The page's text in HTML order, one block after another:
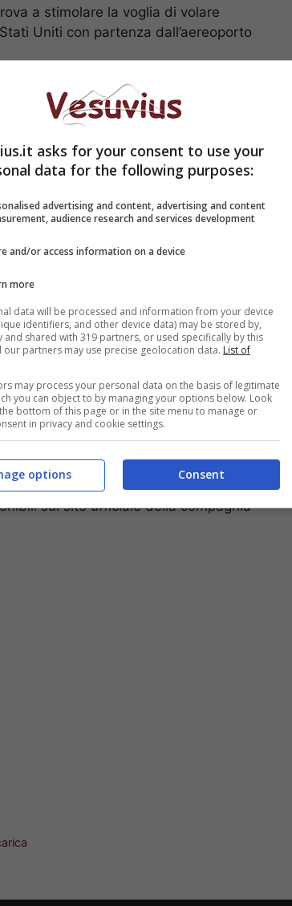
a stimolare la voglia di volare
Uniti con partenza dall’aereoporto
180.000 biglietti a prezzi speciali;
Parigi da Capodichino e 30.000
la città di Los Angeles.
da Roma ed altre città italiane,
la capitale francese ed il 2
compresi tra il 01 Febbraio 2011 al
compresa tra il 20 ed il 27 Aprile
che va dal 3 Febbraio 2011 al
sul sito ufficiale della compagnia
asks for your consent to use your
data for the following purposes:
advertising and content, advertising and content
audience research and services development
and/or access information on a device
more
data will be processed and information from your device
identifiers, and other device data) may be stored by,
and shared with 319 partners, or used specifically by this
our partners may use precise geolocation data. List of
may process your personal data on the basis of legitimate
you can object to by managing your options below. Look
bottom of this page or in the site menu to manage or
in privacy and cookie settings.
Consent
options